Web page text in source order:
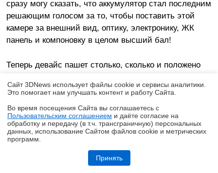
Обзор игрового Tandem WOLED-монитора ASUS ROG Strix OLED
XG27AQWMG: запланированный апгрейд
сразу могу сказать, что аккумулятор стал последним
решающим голосом за то, чтобы поставить этой
камере за внешний вид, оптику, электронику, ЖК
панель и компоновку в целом высший бал!
Теперь девайс пашет столько, сколько и положено
камеры вполне хватит. Тут явно есть за что
бедные Rover-овские юзеры больше не будут
отчаянно обсуждать тип аккумуляторов, подходящих
этим живоглотам. Так сказать, нет обжорству!
Сайт 3DNews использует файлы cookie и сервисы аналитики.
Это помогает нам улучшать контент и работу Cайта.
Во время посещения Cайта вы соглашаетесь с
Пользовательским соглашением и даёте согласие на
обработку и передачу (в т.ч. трансграничную) персональных
данных, использование Cайтом файлов cookie и метрических
программ.
Принять